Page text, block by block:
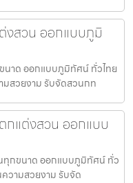
งสวน ออกแบบภูมิ
าด ออกแบบภูมิทัศน์ ทั่วไทย
มสวยงาม รับจัดสวนกท
กแต่งสวน ออกแบบ
ทุกขนาด ออกแบบภูมิทัศน์ ทั่ว
วามสวยงาม รับจัด